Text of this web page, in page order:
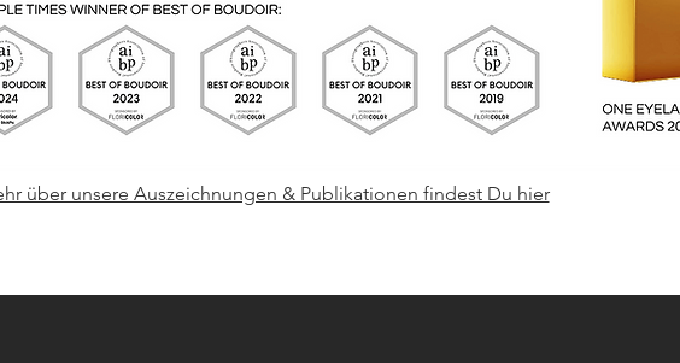
über unsere Auszeichnungen & Publikationen findest Du hier